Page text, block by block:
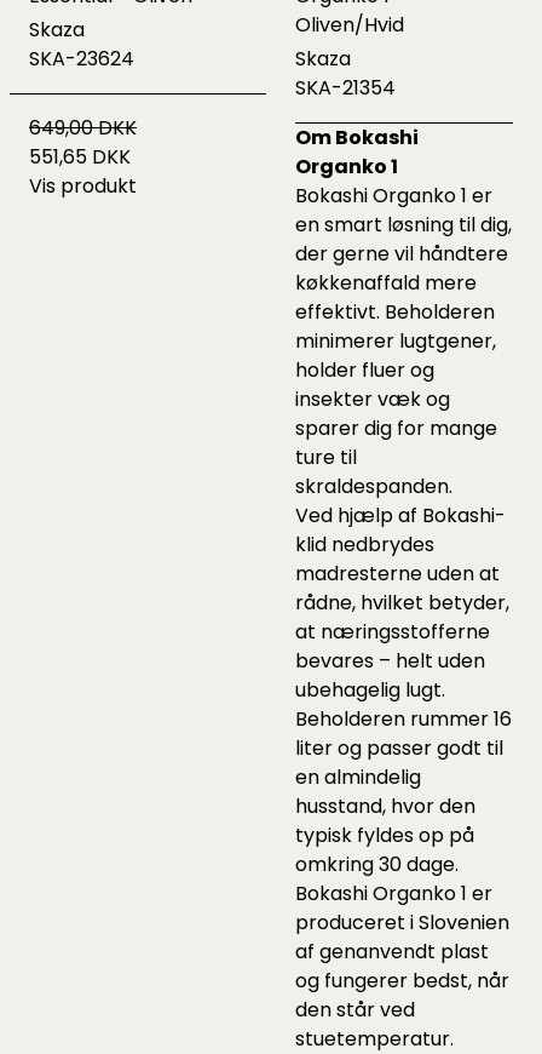
Skaza
SKA-23624
649,00 DKK
551,65 DKK
Vis produkt
Oliven/Hvid
Skaza
SKA-21354
Om Bokashi
Organko 1
Bokashi Organko 1 er
en smart løsning til dig,
der gerne vil håndtere
køkkenaffald mere
effektivt. Beholderen
minimerer lugtgener,
holder fluer og
insekter væk og
sparer dig for mange
ture til
skraldespanden.
Ved hjælp af Bokashi-
klid nedbrydes
madresterne uden at
rådne, hvilket betyder,
at næringsstofferne
bevares – helt uden
ubehagelig lugt.
Beholderen rummer 16
liter og passer godt til
en almindelig
husstand, hvor den
typisk fyldes op på
omkring 30 dage.
Bokashi Organko 1 er
produceret i Slovenien
af genanvendt plast
og fungerer bedst, når
den står ved
stuetemperatur.